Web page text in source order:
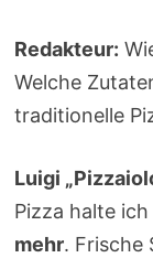
Redakteur:
Welche
traditionelle
Luigi
Pizza halte
mehr. Frische